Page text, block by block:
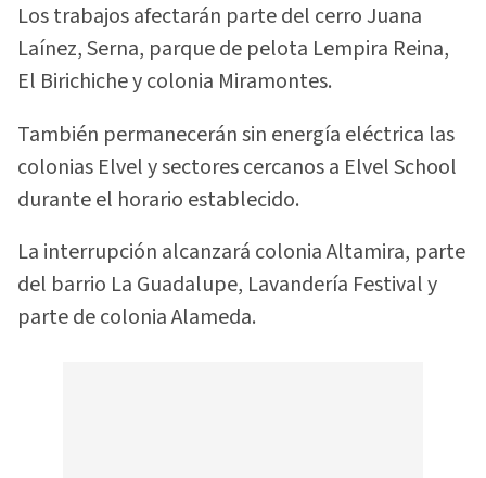
Los trabajos afectarán parte del cerro Juana
Laínez, Serna, parque de pelota Lempira Reina,
El Birichiche y colonia Miramontes.
También permanecerán sin energía eléctrica las
colonias Elvel y sectores cercanos a Elvel School
durante el horario establecido.
La interrupción alcanzará colonia Altamira, parte
del barrio La Guadalupe, Lavandería Festival y
parte de colonia Alameda.